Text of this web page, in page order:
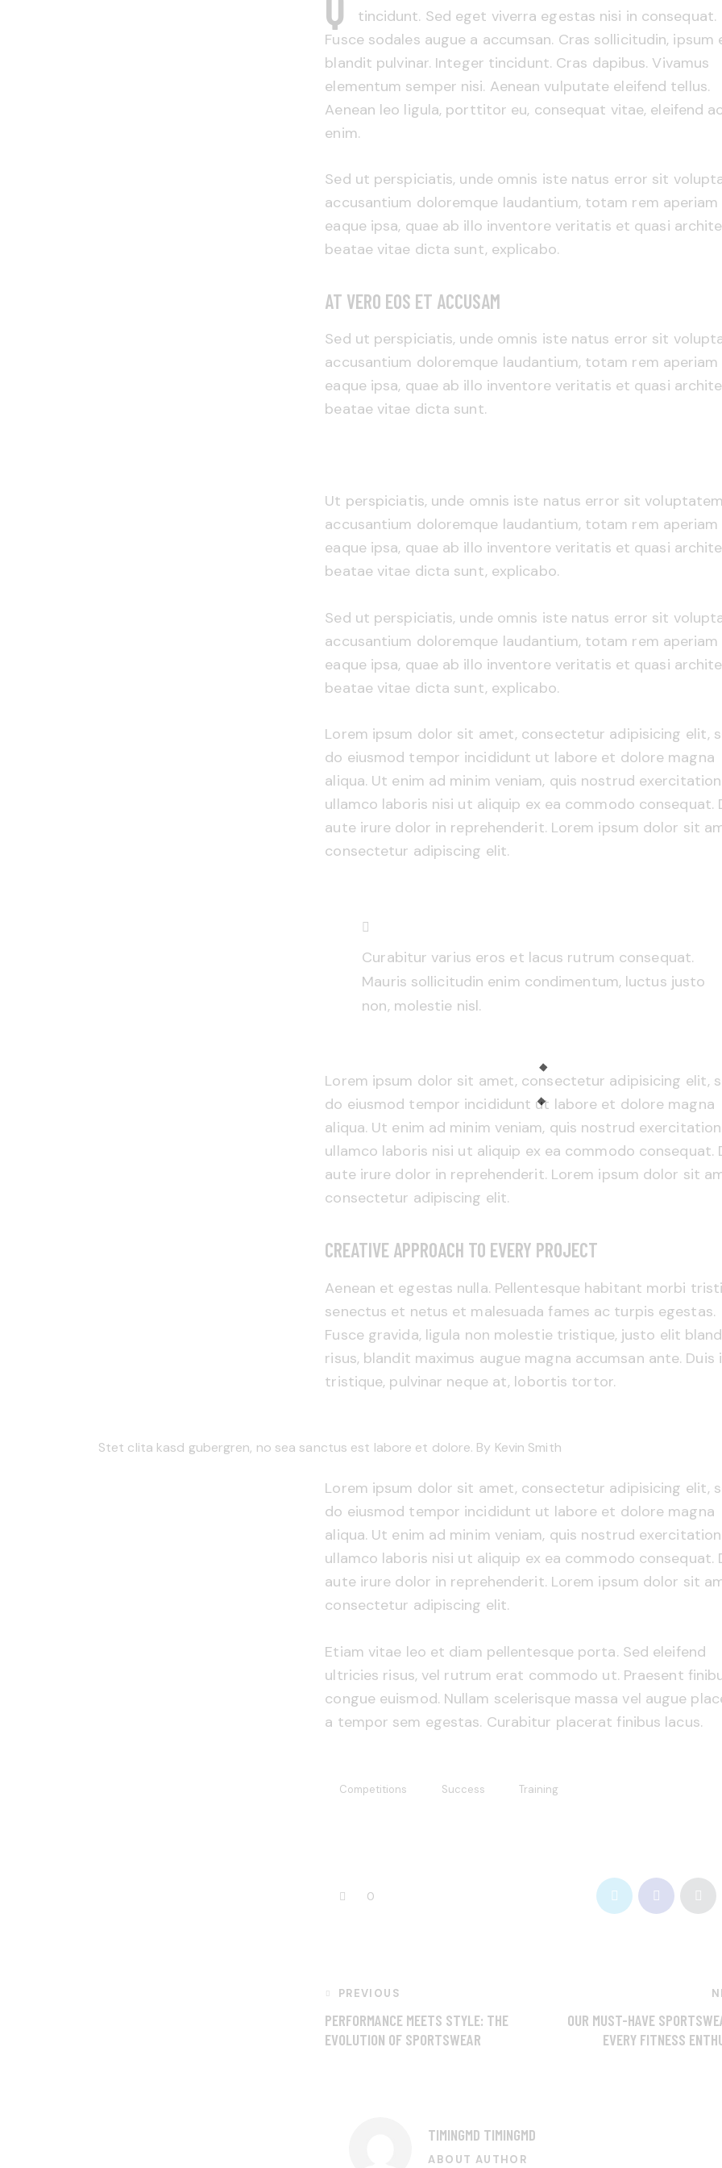
tincidunt. Sed eget viverra egestas nisi in consequat.
Fusce sodales augue a accumsan. Cras sollicitudin, ipsum
blandit pulvinar. Integer tincidunt. Cras dapibus. Vivamus
elementum semper nisi. Aenean vulputate eleifend tellus.
Aenean leo ligula, porttitor eu, consequat vitae, eleifend
enim.
Sed ut perspiciatis, unde omnis iste natus error sit
accusantium doloremque laudantium, totam rem aperiam
eaque ipsa, quae ab illo inventore veritatis et quasi
beatae vitae dicta sunt, explicabo.
AT VERO EOS ET ACCUSAM
Sed ut perspiciatis, unde omnis iste natus error sit
accusantium doloremque laudantium, totam rem aperiam
eaque ipsa, quae ab illo inventore veritatis et quasi
beatae vitae dicta sunt.
Ut perspiciatis, unde omnis iste natus error sit voluptatem
accusantium doloremque laudantium, totam rem aperiam
eaque ipsa, quae ab illo inventore veritatis et quasi
beatae vitae dicta sunt, explicabo.
Sed ut perspiciatis, unde omnis iste natus error sit
accusantium doloremque laudantium, totam rem aperiam
eaque ipsa, quae ab illo inventore veritatis et quasi
beatae vitae dicta sunt, explicabo.
Lorem ipsum dolor sit amet, consectetur adipisicing elit,
do eiusmod tempor incididunt ut labore et dolore magna
aliqua. Ut enim ad minim veniam, quis nostrud exercitation
ullamco laboris nisi ut aliquip ex ea commodo consequat.
aute irure dolor in reprehenderit. Lorem ipsum dolor sit
consectetur adipiscing elit.
Curabitur varius eros et lacus rutrum consequat.
Mauris sollicitudin enim condimentum, luctus justo
non, molestie nisl.
Lorem ipsum dolor sit amet, consectetur adipisicing elit,
do eiusmod tempor incididunt ut labore et dolore magna
aliqua. Ut enim ad minim veniam, quis nostrud exercitation
ullamco laboris nisi ut aliquip ex ea commodo consequat.
aute irure dolor in reprehenderit. Lorem ipsum dolor sit
consectetur adipiscing elit.
CREATIVE APPROACH TO EVERY PROJECT
Aenean et egestas nulla. Pellentesque habitant morbi
senectus et netus et malesuada fames ac turpis egestas.
Fusce gravida, ligula non molestie tristique, justo elit
risus, blandit maximus augue magna accumsan ante. Duis
tristique, pulvinar neque at, lobortis tortor.
Stet clita kasd gubergren, no sea sanctus est labore et dolore. By Kevin Smith
Lorem ipsum dolor sit amet, consectetur adipisicing elit,
do eiusmod tempor incididunt ut labore et dolore magna
aliqua. Ut enim ad minim veniam, quis nostrud exercitation
ullamco laboris nisi ut aliquip ex ea commodo consequat.
aute irure dolor in reprehenderit. Lorem ipsum dolor sit
consectetur adipiscing elit.
Etiam vitae leo et diam pellentesque porta. Sed eleifend
ultricies risus, vel rutrum erat commodo ut. Praesent
congue euismod. Nullam scelerisque massa vel augue
a tempor sem egestas. Curabitur placerat finibus lacus.
Competitions Success Training
0
PREVIOUS
PERFORMANCE MEETS STYLE: THE
EVOLUTION OF SPORTSWEAR
OUR MUST-HAVE
EVERY FITNESS
TIMINGMD TIMINGMD
ABOUT AUTHOR